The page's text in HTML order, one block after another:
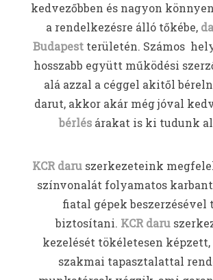
kedvezőbben és nagyon
a rendelkezésre álló tőkébe,
Budapest területén. Számos
hosszabb együtt működési
alá azzal a céggel akitől
darut, akkor akár még jóval
bérlés árakat is ki tudunk
KCR daru szerkezeteink
színvonalát folyamatos
fiatal gépek beszerzésével
biztosítani. KCR daru
kezelését tökéletesen képzett,
szakmai tapasztalattal